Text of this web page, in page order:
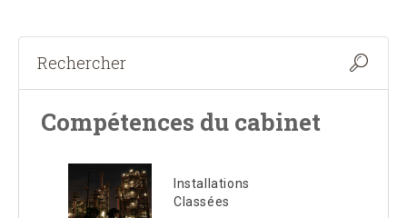
Compétences du cabinet
Installations
Classées